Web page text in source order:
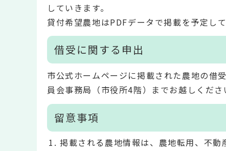
していきます。
貸付希望農地はPDFデータで掲載を予定して
借受に関する申出
市公式ホームページに掲載された農地の借
員会事務局（市役所4階）までお越しくださ
留意事項
掲載される農地情報は、農地転用、不動